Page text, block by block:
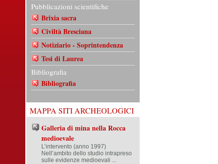
Pubblicazioni scientifiche
Brixia sacra
Civiltà Bresciana
Notiziario - Soprintendenza
Tesi di Laurea
Bibliografia
Bibliografia
MAPPA SITI ARCHEOLOGICI
Galleria di mina nella Rocca
medioevale
L’intervento (anno 1997)
Nell’ambito dello studio intrapreso
sulle evidenze medioevali ...